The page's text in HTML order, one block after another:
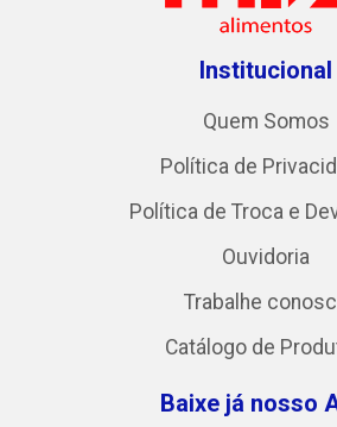
Institucional
Quem Somos
Política de
Política de Troca e
Ouvidoria
Trabalhe
Catálogo de
Baixe já nosso